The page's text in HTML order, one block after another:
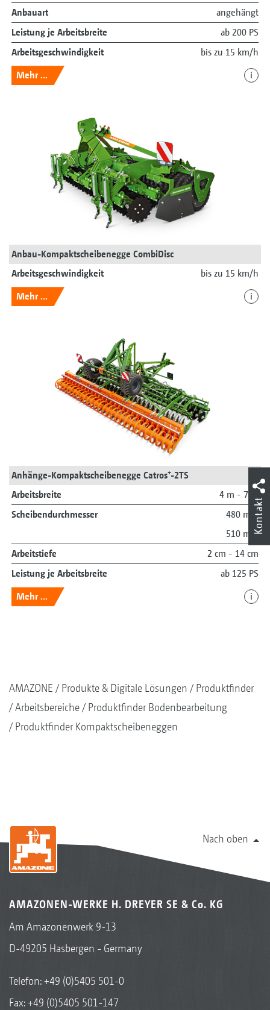
Anbauart
angehängt
Leistung je Arbeitsbreite
ab 200 PS
Arbeitsgeschwindigkeit
bis zu 15 km/h
Mehr ...
i
Anbau-Kompaktscheibenegge CombiDisc
Arbeitsgeschwindigkeit
bis zu 15 km/h
Mehr ...
i
Anhänge-Kompaktscheibenegge Catros⁺-2TS
Arbeitsbreite
4 m - 7 m
Scheibendurchmesser
480 mm
510 mm
Arbeitstiefe
2 cm - 14 cm
Leistung je Arbeitsbreite
ab 125 PS
Mehr ...
i
AMAZONE Produkte & Digitale Lösungen
Produktfinder
Arbeitsbereiche
Produktfinder Bodenbearbeitung
Produktfinder Kompaktscheibeneggen
Nach oben
AMAZONEN-WERKE H. DREYER SE & Co. KG
Am Amazonenwerk 9-13
D-49205 Hasbergen - Germany
Telefon:+49 (0)5405 501-0
Fax: +49 (0)5405 501-147
Kontakt